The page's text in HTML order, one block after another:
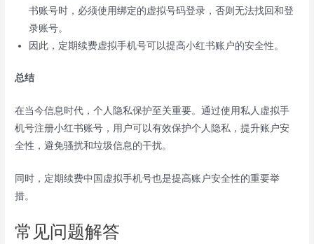
书账号时，必须使用绑定的虚拟号码登录，否则无法找回和登
录账号。
因此，定期续费虚拟手机号可以提高小红书账户的安全性。
总结
在当今信息时代，个人隐私保护至关重要。通过使用私人虚拟手
机号注册小红书账号，用户可以有效保护个人隐私，提升账户安
全性，避免骚扰和垃圾信息的干扰。
同时，定期续费中国虚拟手机号也是提高账户安全性的重要举
措。
常见问题解答